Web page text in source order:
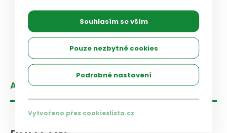
Načíst další
Aktuality
Souhlasím se vším
Pouze nezbytné cookies
Podrobné nastavení
Vytvořeno přes cookieslista.cz